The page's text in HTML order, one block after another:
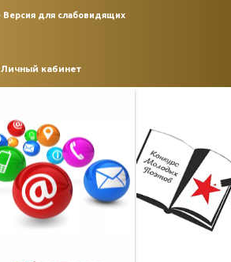
Версия для слабовидящих
Личный кабинет